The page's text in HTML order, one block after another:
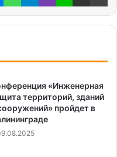
«Инженерная
территорий, зданий
пройдет в